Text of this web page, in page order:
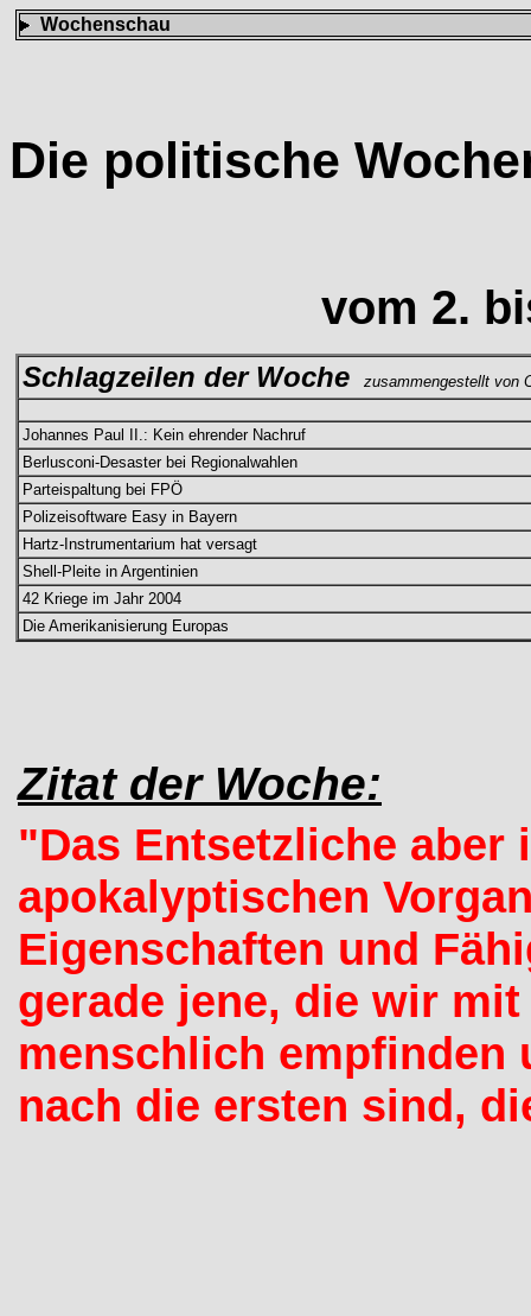
Wochenschau
Die politische
vom 2.
Schlagzeilen der Woche zusammengestellt von
Johannes Paul II.: Kein ehrender Nachruf
Berlusconi-Desaster bei Regionalwahlen
Parteispaltung bei FPÖ
Polizeisoftware Easy in Bayern
Hartz-Instrumentarium hat versagt
Shell-Pleite in Argentinien
42 Kriege im Jahr 2004
Die Amerikanisierung Europas
Zitat der Woche:
"Das Entsetzliche aber
apokalyptischen
Eigenschaften und
gerade jene, die wir
menschlich empfinden
nach die ersten sind,